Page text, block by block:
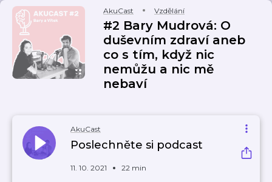
AkuCast Vzdělání
#2 Bary Mudrová: O
duševním zdraví aneb
co s tím, když nic
nemůžu a nic mě
nebaví
AkuCast
Poslechněte si podcast
11. 10. 2021 22 min